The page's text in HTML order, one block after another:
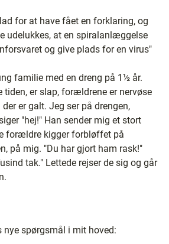
for at have fået en forklaring, og
udelukkes, at en spiralanlæggelse
og give plads for en virus"
familie med en dreng på 1½ år.
tiden, er slap, forældrene er nervøse
er galt. Jeg ser på drengen,
"hej!" Han sender mig et stort
forældre kigger forbløffet på
på mig. "Du har gjort ham rask!"
tak." Lettede rejser de sig og går
nye spørgsmål i mit hoved: